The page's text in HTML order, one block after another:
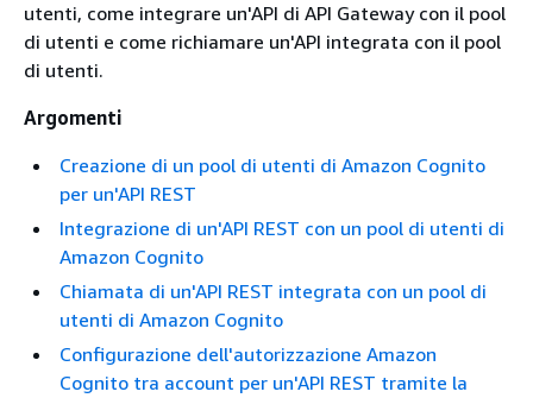
utenti, come integrare un'API di API Gateway con il pool
di utenti e come richiamare un'API integrata con il pool
di utenti.
Argomenti
Creazione di un pool di utenti di Amazon Cognito
per un'API REST
Integrazione di un'API REST con un pool di utenti di
Amazon Cognito
Chiamata di un'API REST integrata con un pool di
utenti di Amazon Cognito
Configurazione dell'autorizzazione Amazon
Cognito tra account per un'API REST tramite la